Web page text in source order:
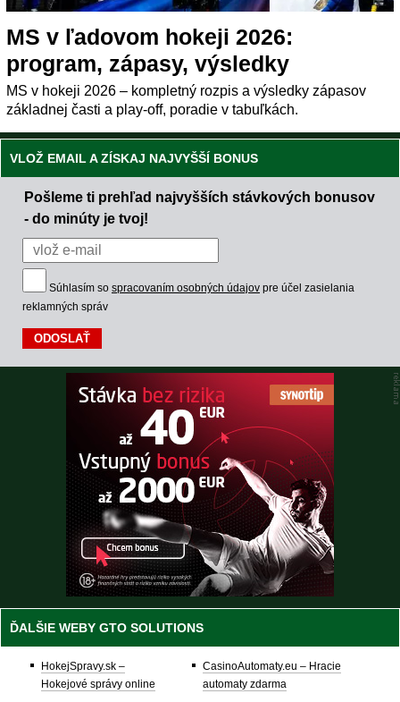
MS v ľadovom hokeji 2026:
program, zápasy, výsledky
MS v hokeji 2026 – kompletný rozpis a výsledky zápasov
základnej časti a play-off, poradie v tabuľkách.
VLOŽ EMAIL A ZÍSKAJ NAJVYŠŠÍ BONUS
Pošleme ti prehľad najvyšších stávkových bonusov
- do minúty je tvoj!
Súhlasím so spracovaním osobných údajov pre účel zasielania
reklamných správ
ĎALŠIE WEBY GTO SOLUTIONS
HokejSpravy.sk –
Hokejové správy online
CasinoAutomaty.eu – Hracie
automaty zdarma